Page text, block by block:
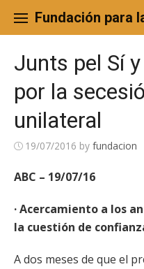
content
Fundación para
Junts pel Sí
por la
unilateral
19/07/2016 by fundacion
ABC – 19/07/16
· Acercamiento a los
la cuestión de
A dos meses de que el